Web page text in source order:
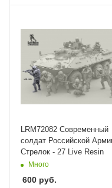
LRM72082 Современный
солдат Российской
Стрелок - 27 Live Resin
Много
600 руб.